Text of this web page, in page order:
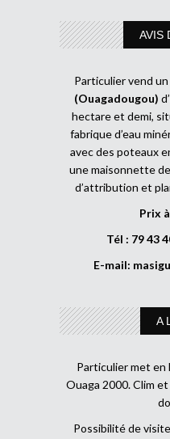
AVIS
Particulier vend
(Ouagadougou)
hectare et demi,
fabrique d’eau
avec des poteaux
une maisonnette
d’attribution et
Prix
Tél : 79 43
E-mail:
A
Particulier met en
Ouaga 2000. Clim
Possibilité de